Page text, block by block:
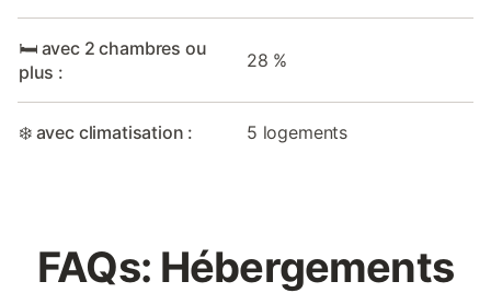
🛏️ avec 2 chambres ou
plus :
28 %
❄️ avec climatisation : 5 logements
FAQs: Hébergements